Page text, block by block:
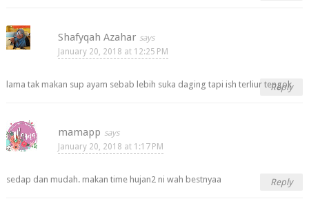
Shafyqah Azahar
January 20, 2018 at 12:25 PM
lama tak makan sup ayam sebab lebih suka daging tapi ish terliur tengok
Reply
mamapp
January 20, 2018 at 1:17 PM
sedap dan mudah. makan time hujan2 ni wah bestnyaa Reply